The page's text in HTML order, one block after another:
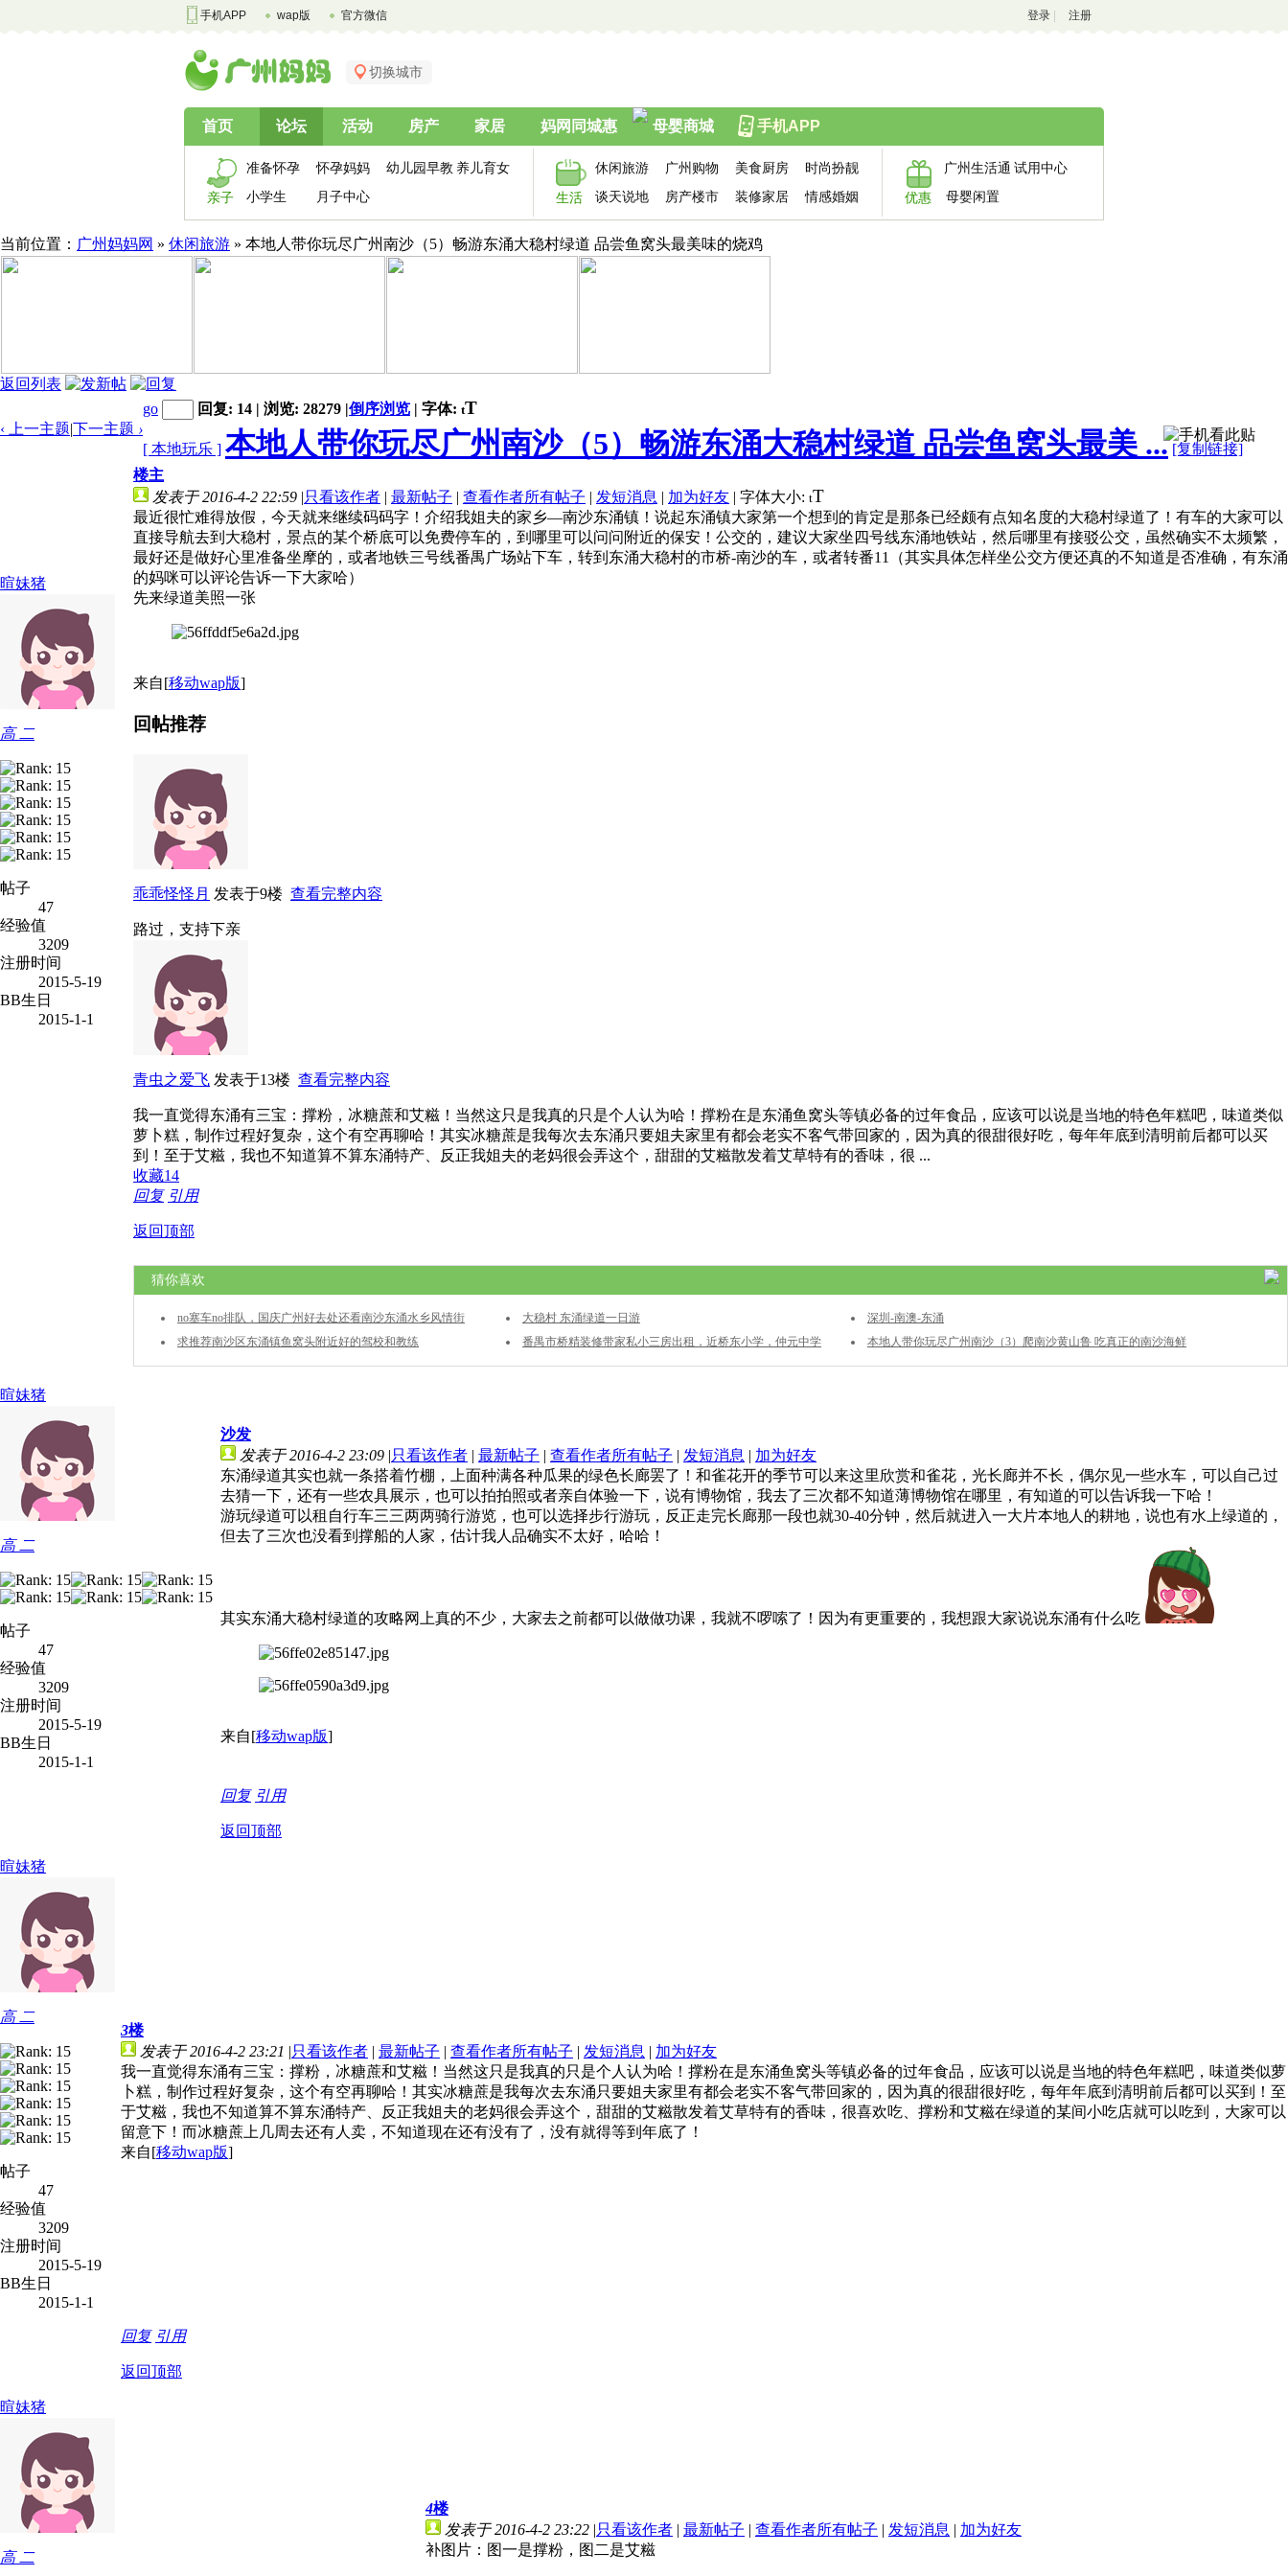
手机APP wap版 官方微信 登录 注册
切换城市
首页 论坛 活动 房产 家居 妈网同城惠 母婴商城 手机APP
亲子
准备怀孕 怀孕妈妈 幼儿园早教 养儿育女
小学生
月子中心 生活
休闲旅游 广州购物 美食厨房
时尚扮靓
谈天说地
房产楼市 装修家居 情感婚姻 优惠
广州生活通 试用中心
母婴闲置
当前位置： 广州妈妈网 » 休闲旅游 » 本地人带你玩尽广州南沙（5）畅游东涌大稳村绿道 品尝鱼窝头最美味的烧鸡
返回列表
‹ 上一主题|下一主题 ›
go 回复: 14 | 浏览: 28279 |倒序浏览 | 字体: tT
[ 本地玩乐 ] 本地人带你玩尽广州南沙（5）畅游东涌大稳村绿道 品尝鱼窝头最美 ... [复制链接]
暄妹猪
高 二
帖子
47
经验值
3209
注册时间
2015-5-19
BB生日
2015-1-1
楼主
发表于 2016-4-2 22:59 |只看该作者 | 最新帖子 | 查看作者所有帖子 | 发短消息 | 加为好友 | 字体大小: tT
最近很忙难得放假，今天就来继续码码字！介绍我姐夫的家乡—南沙东涌镇！说起东涌镇大家第一个想到的肯定是那条已经颇有点知名度的大稳村绿道了！有车的大家可以
直接导航去到大稳村，景点的某个桥底可以免费停车的，到哪里可以问问附近的保安！公交的，建议大家坐四号线东涌地铁站，然后哪里有接驳公交，虽然确实不太频繁，
最好还是做好心里准备坐摩的，或者地铁三号线番禺广场站下车，转到东涌大稳村的市桥-南沙的车，或者转番11（其实具体怎样坐公交方便还真的不知道是否准确，有东涌
的妈咪可以评论告诉一下大家哈）
先来绿道美照一张
来自[移动wap版]
回帖推荐
乖乖怪怪月 发表于9楼 查看完整内容
路过，支持下亲
青虫之爱飞 发表于13楼 查看完整内容
我一直觉得东涌有三宝：撑粉，冰糖蔗和艾糍！当然这只是我真的只是个人认为哈！撑粉在是东涌鱼窝头等镇必备的过年食品，应该可以说是当地的特色年糕吧，味道类似
萝卜糕，制作过程好复杂，这个有空再聊哈！其实冰糖蔗是我每次去东涌只要姐夫家里有都会老实不客气带回家的，因为真的很甜很好吃，每年年底到清明前后都可以买
到！至于艾糍，我也不知道算不算东涌特产、反正我姐夫的老妈很会弄这个，甜甜的艾糍散发着艾草特有的香味，很 ...
收藏14
回复 引用
返回顶部
猜你喜欢
no塞车no排队，国庆广州好去处还看南沙东涌水乡风情街 大稳村 东涌绿道一日游
深圳-南澳-东涌
求推荐南沙区东涌镇鱼窝头附近好的驾校和教练
番禺市桥精装修带家私小三房出租，近桥东小学，仲元中学 本地人带你玩尽广州南沙（3）爬南沙黄山鲁 吃真正的南沙海鲜
暄妹猪
高 二
帖子
47
经验值
3209
注册时间
2015-5-19
BB生日
2015-1-1
沙发
发表于 2016-4-2 23:09 |只看该作者 | 最新帖子 | 查看作者所有帖子 | 发短消息 | 加为好友
东涌绿道其实也就一条搭着竹棚，上面种满各种瓜果的绿色长廊罢了！和雀花开的季节可以来这里欣赏和雀花，光长廊并不长，偶尔见一些水车，可以自己过
去猜一下，还有一些农具展示，也可以拍拍照或者亲自体验一下，说有博物馆，我去了三次都不知道薄博物馆在哪里，有知道的可以告诉我一下哈！
游玩绿道可以租自行车三三两两骑行游览，也可以选择步行游玩，反正走完长廊那一段也就30-40分钟，然后就进入一大片本地人的耕地，说也有水上绿道的，
但去了三次也没看到撑船的人家，估计我人品确实不太好，哈哈！
其实东涌大稳村绿道的攻略网上真的不少，大家去之前都可以做做功课，我就不啰嗦了！因为有更重要的，我想跟大家说说东涌有什么吃
来自[移动wap版]
回复 引用
返回顶部
暄妹猪
高 二
帖子
47
经验值
3209
注册时间
2015-5-19
BB生日
2015-1-1
3楼
发表于 2016-4-2 23:21 |只看该作者 | 最新帖子 | 查看作者所有帖子 | 发短消息 | 加为好友
我一直觉得东涌有三宝：撑粉，冰糖蔗和艾糍！当然这只是我真的只是个人认为哈！撑粉在是东涌鱼窝头等镇必备的过年食品，应该可以说是当地的特色年糕吧，味道类似萝
卜糕，制作过程好复杂，这个有空再聊哈！其实冰糖蔗是我每次去东涌只要姐夫家里有都会老实不客气带回家的，因为真的很甜很好吃，每年年底到清明前后都可以买到！至
于艾糍，我也不知道算不算东涌特产、反正我姐夫的老妈很会弄这个，甜甜的艾糍散发着艾草特有的香味，很喜欢吃、撑粉和艾糍在绿道的某间小吃店就可以吃到，大家可以
留意下！而冰糖蔗上几周去还有人卖，不知道现在还有没有了，没有就得等到年底了！
来自[移动wap版]
回复 引用
返回顶部
暄妹猪
高 二
4楼
发表于 2016-4-2 23:22 |只看该作者 | 最新帖子 | 查看作者所有帖子 | 发短消息 | 加为好友
补图片：图一是撑粉，图二是艾糍